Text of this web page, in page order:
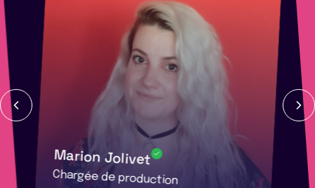
Marion Jolivet
Chargée de production